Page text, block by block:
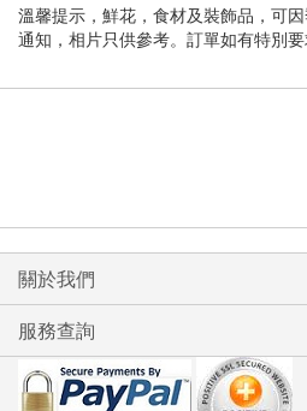
溫馨提示，鮮花，食材及裝飾品，可
通知，相片只供參考。訂單如有特別要
關於我們
服務查詢